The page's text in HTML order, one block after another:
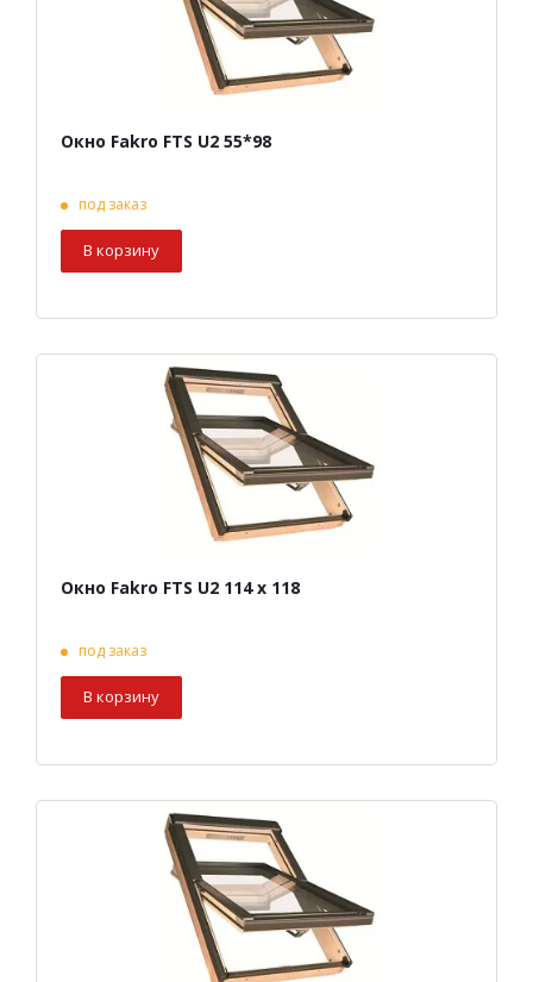
Окно Fakro FTS U2 55*98
под заказ
В корзину
Окно Fakro FTS U2 114 х 118
под заказ
В корзину